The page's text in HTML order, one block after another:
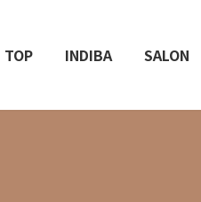
TOP INDIBA SALON